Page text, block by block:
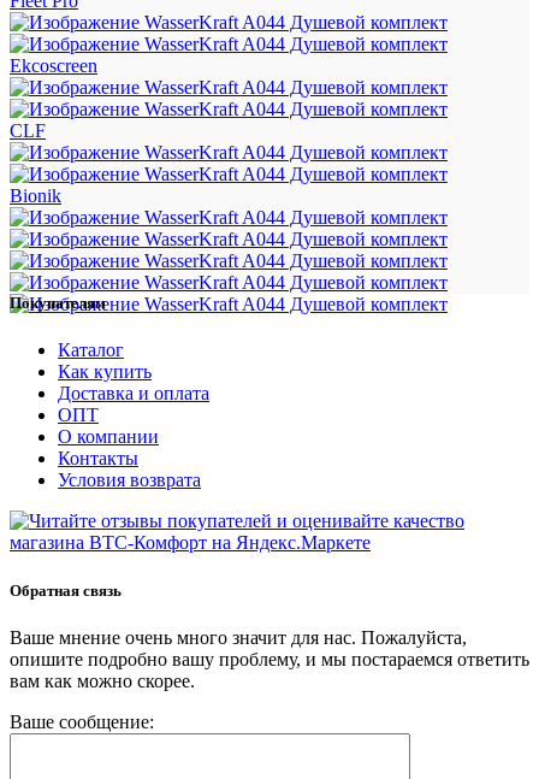
Ekcoscreen
CLF
Bionik
Покупателям
Каталог
Как купить
Доставка и оплата
ОПТ
О компании
Контакты
Условия возврата
Обратная связь
Ваше мнение очень много значит для нас. Пожалуйста,
опишите подробно вашу проблему, и мы постараемся ответить
вам как можно скорее.
Ваше сообщение: